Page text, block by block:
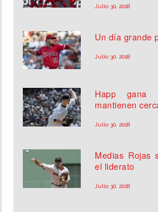
Julio 30, 2018
Un día grande
Julio 30, 2018
Happ gana
mantienen
Julio 30, 2018
Medias Rojas
el liderato
Julio 30, 2018